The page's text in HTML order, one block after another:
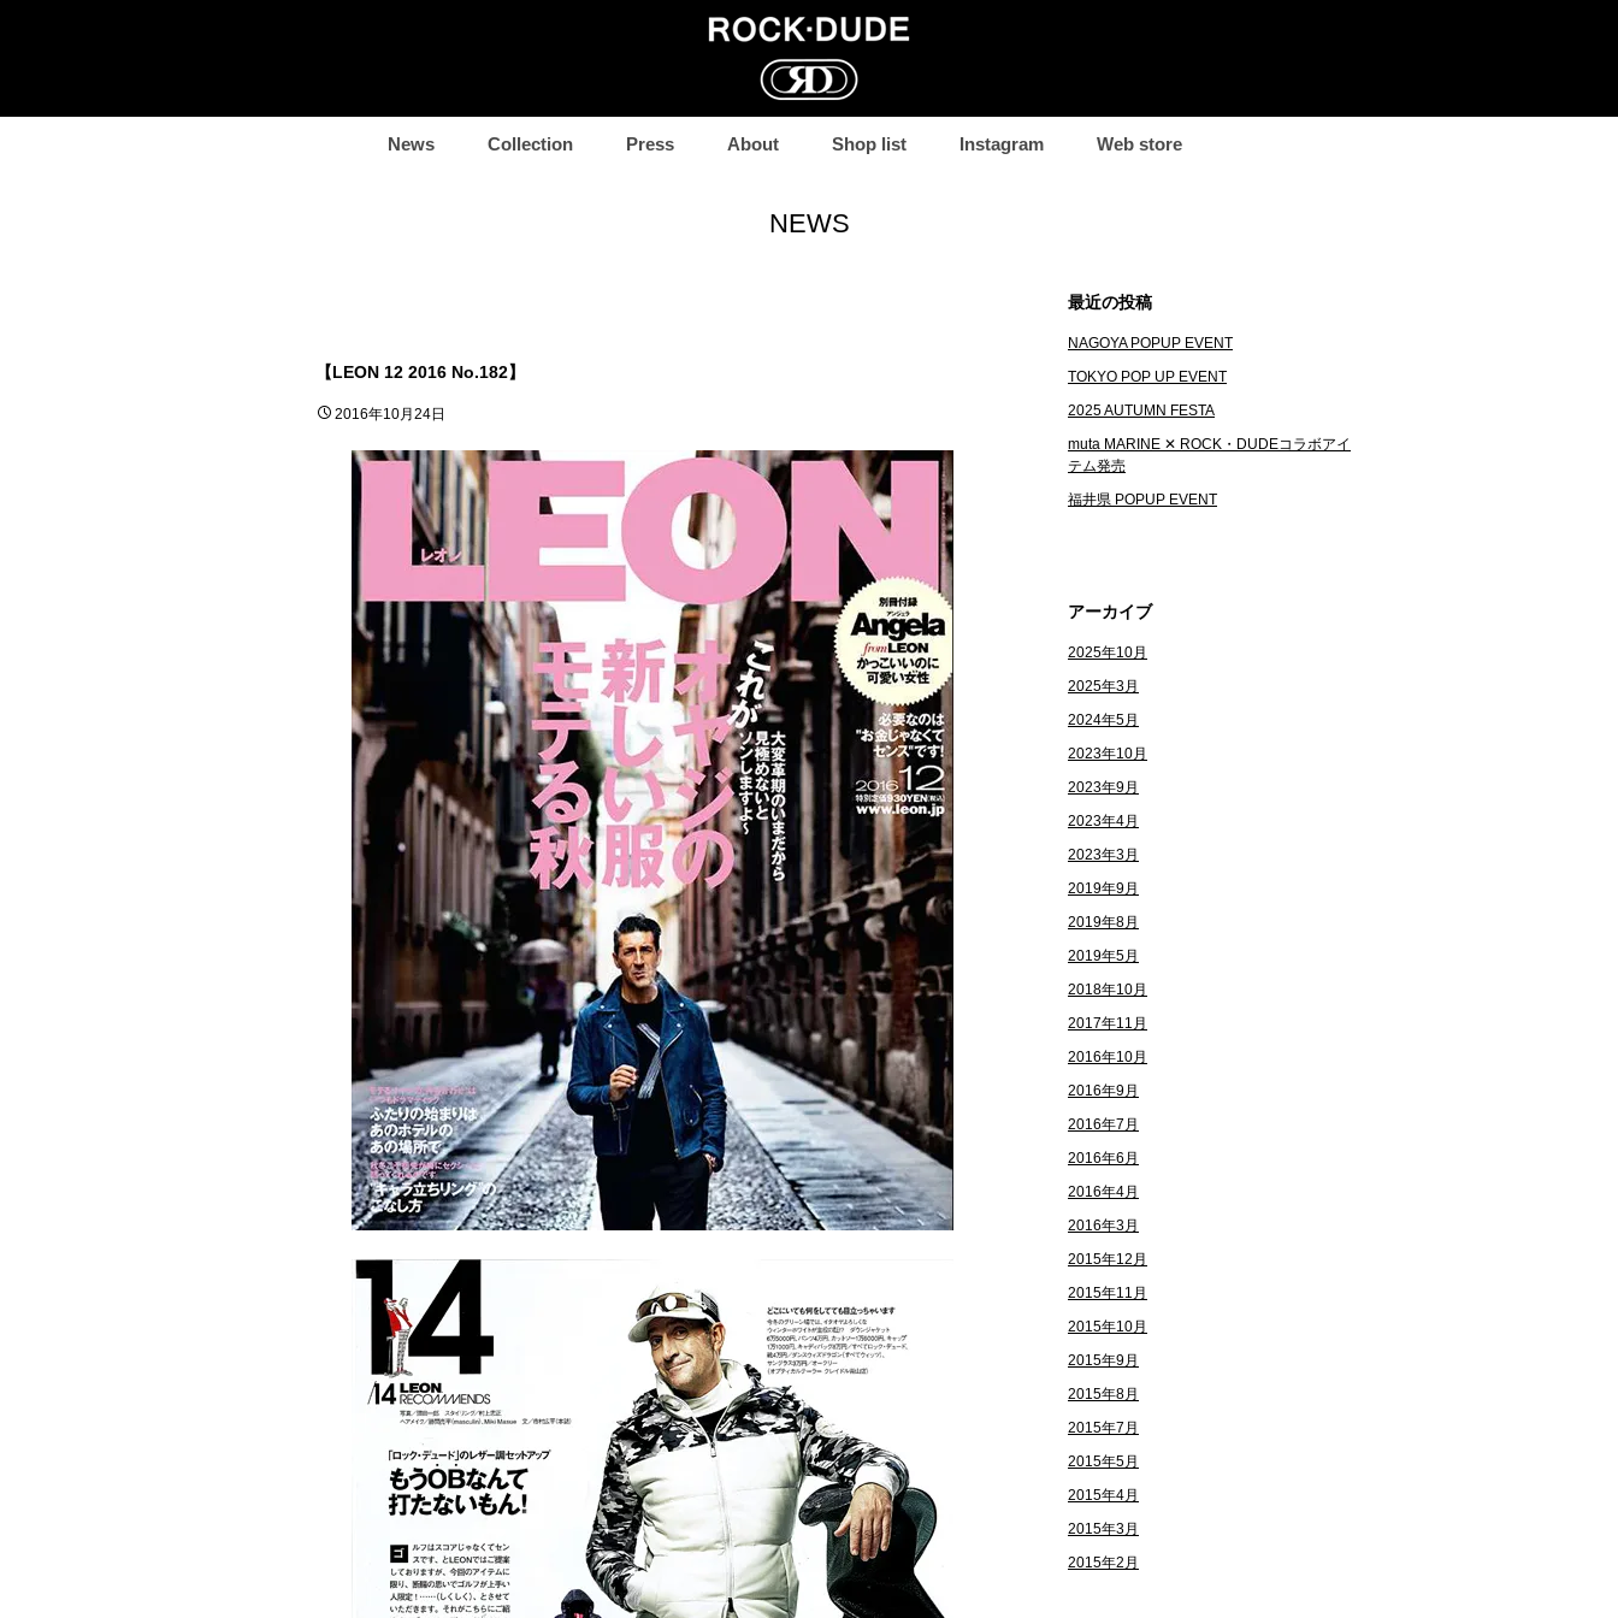
ツ
News Collection Press About Shop list Instagram Web store
NEWS
【LEON 12 2016 No.182】
2016年10月24日
最近の投稿
NAGOYA POPUP EVENT
TOKYO POP UP EVENT
2025 AUTUMN FESTA
muta MARINE ✕ ROCK・DUDEコラボアイ
テム発売
福井県 POPUP EVENT
アーカイブ
2025年10月
2025年3月
2024年5月
2023年10月
2023年9月
2023年4月
2023年3月
2019年9月
2019年8月
2019年5月
2018年10月
2017年11月
2016年10月
2016年9月
2016年7月
2016年6月
2016年4月
2016年3月
2015年12月
2015年11月
2015年10月
2015年9月
2015年8月
2015年7月
2015年5月
2015年4月
2015年3月
2015年2月